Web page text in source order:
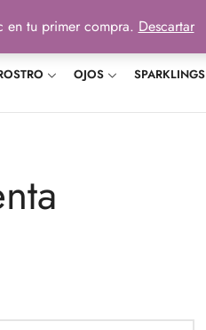
OJOS SPARKLINGS
en tu primer compra. Descartar